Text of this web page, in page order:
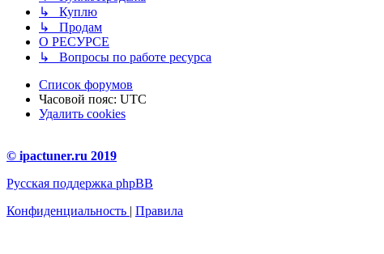
↳ Куплю
↳ Продам
О РЕСУРСЕ
↳ Вопросы по работе ресурса
Список форумов
Часовой пояс: UTC
Удалить cookies
© ipactuner.ru 2019
Русская поддержка phpBB
Конфиденциальность | Правила